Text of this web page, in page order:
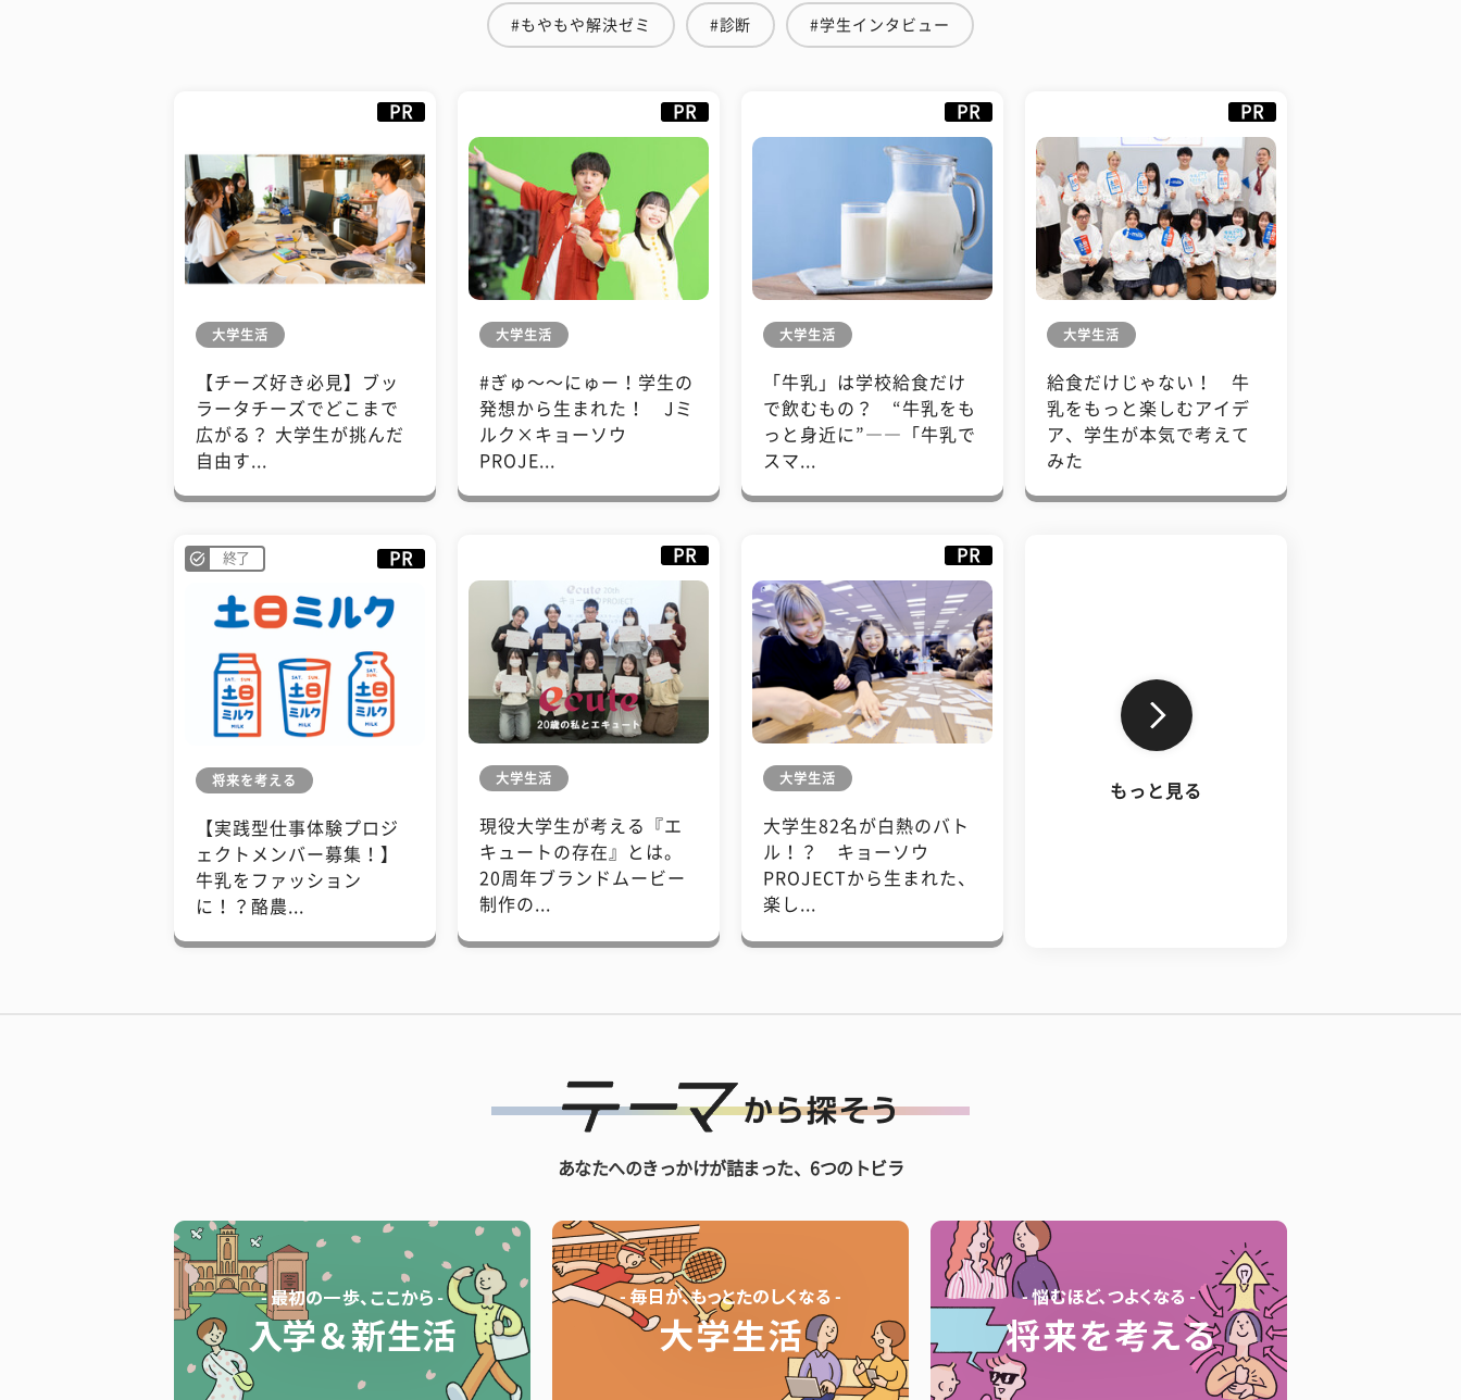
#もやもや解決ゼミ #診断 #学生インタビュー
PR
大学生活
【チーズ好き必見】ブッ
ラータチーズでどこまで
広がる？ 大学生が挑んだ
自由す...
PR
大学生活
#ぎゅ〜〜にゅー！学生の
発想から生まれた！ Jミ
ルク×キョーソウ
PROJE...
PR
大学生活
「牛乳」は学校給食だけ
で飲むもの？ “牛乳をも
っと身近に”――「牛乳で
スマ...
PR
大学生活
給食だけじゃない！ 牛
乳をもっと楽しむアイデ
ア、学生が本気で考えて
みた
終了 PR
将来を考える
【実践型仕事体験プロジ
ェクトメンバー募集！】
牛乳をファッション
に！？酪農...
PR
大学生活
現役大学生が考える『エ
キュートの存在』とは。
20周年ブランドムービー
制作の...
PR
大学生活
大学生82名が白熱のバト
ル！？ キョーソウ
PROJECTから生まれた、
楽し...
もっと見る
あなたへのきっかけが詰まった、6つのトビラ